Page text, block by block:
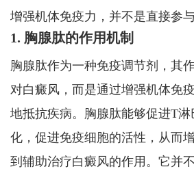
增强机体免疫力，并不是直接参
1. 胸腺肽的作用机制
胸腺肽作为一种免疫调节剂，其
对白癜风，而是通过增强机体免
地抵抗疾病。胸腺肽能够促进T
化，促进免疫细胞的活性，从而
到辅助治疗白癜风的作用。它并